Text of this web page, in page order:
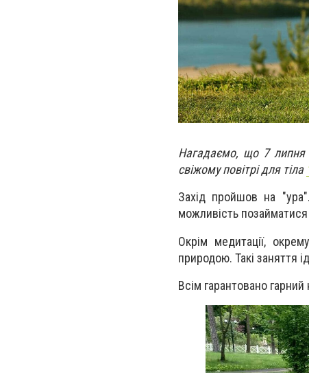
Нагадаємо, що 7
свіжому повітрі для тіла
Захід пройшов на
можливість
Окрім медитації,
природою. Такі заняття
Всім гарантовано